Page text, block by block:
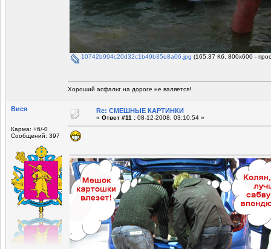
10742b994c20d32c1b49b35e8a06.jpg (165.37 Кб, 800x600 -
Хороший асфальт на дороге не валяется!
Вися
Карма: +6/-0
Сообщений: 397
Re: СМЕШНЫЕ КАРТИНКИ
« Ответ #11 : 08-12-2008, 03:10:54 »